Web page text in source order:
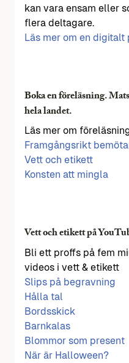
kan vara ensam eller
flera deltagare.
Läs mer om en
Boka en föreläsning.
hela landet.
Läs mer om
Framgångsrikt
Vett och etikett
Konsten att mingla
Vett och etikett på
Bli ett proffs på fem
videos i vett & etikett
Slips på begravning
Hålla tal
Bordsskick
Barnkalas
Blommor som present
När är Halloween?